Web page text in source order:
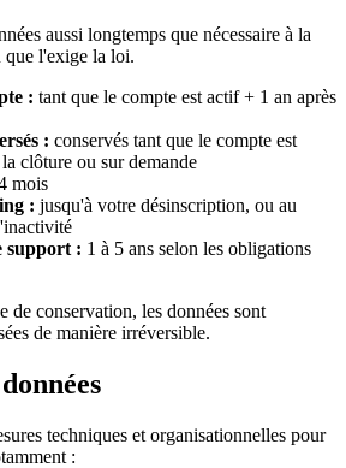
aussi longtemps que nécessaire à la
l'exige la loi.
: tant que le compte est actif + 1 an après
: conservés tant que le compte est
clôture ou sur demande
mois
: jusqu'à votre désinscription, ou au
support : 1 à 5 ans selon les obligations
de conservation, les données sont
de manière irréversible.
techniques et organisationnelles pour
: